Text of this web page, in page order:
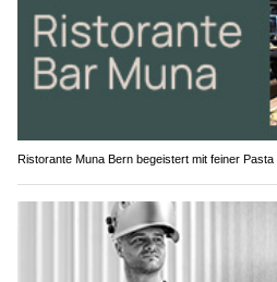
Ristorante Muna Bern begeistert mit feiner